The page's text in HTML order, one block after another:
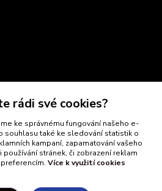
11:00-13:00
rádi své cookies?
ke správnému fungování našeho e-
souhlasu také ke sledování statistik o
kampaní, zapamatování vašeho
stránek, či zobrazení reklam
Více k využití cookies